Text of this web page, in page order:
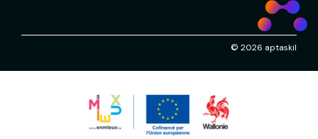
© 2026 aptaskil